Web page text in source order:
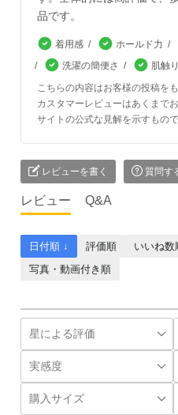
品です。
着用感 ホールド力
洗濯の簡便さ
肌触り
こちらの内容はお客様の投稿を
カスタマーレビューはあくまで
サイトの公式な見解を示すもの
レビューを書く 質問す
レビュー Q&A
日付順 ↓ 評価順 いいね数
写真・動画付き順